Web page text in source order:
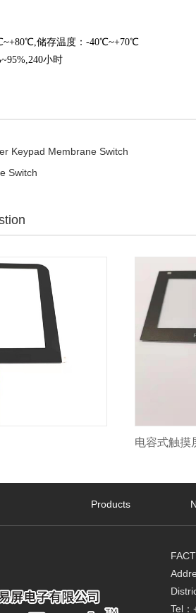
~+80℃,储存温度：-40℃~+70℃
小时
Keypad Membrane Switch
Switch
电容式触摸
Products
Tel